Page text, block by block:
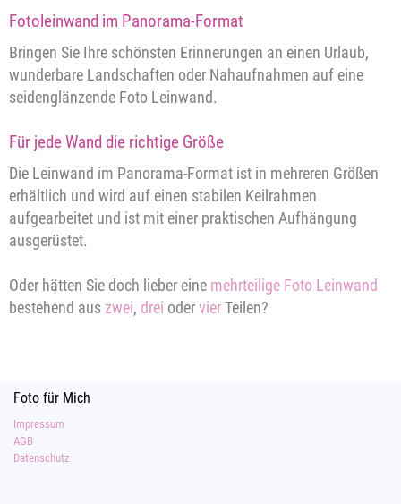
Fotoleinwand im Panorama-Format
Bringen Sie Ihre schönsten Erinnerungen an einen Urlaub,
wunderbare Landschaften oder Nahaufnahmen auf eine
seidenglänzende Foto Leinwand.
Für jede Wand die richtige Größe
Die Leinwand im Panorama-Format ist in mehreren Größen
erhältlich und wird auf einen stabilen Keilrahmen
aufgearbeitet und ist mit einer praktischen Aufhängung
ausgerüstet.
Oder hätten Sie doch lieber eine mehrteilige Foto Leinwand
bestehend aus zwei, drei odervierTeilen?
Foto für Mich
Impressum
AGB
Datenschutz